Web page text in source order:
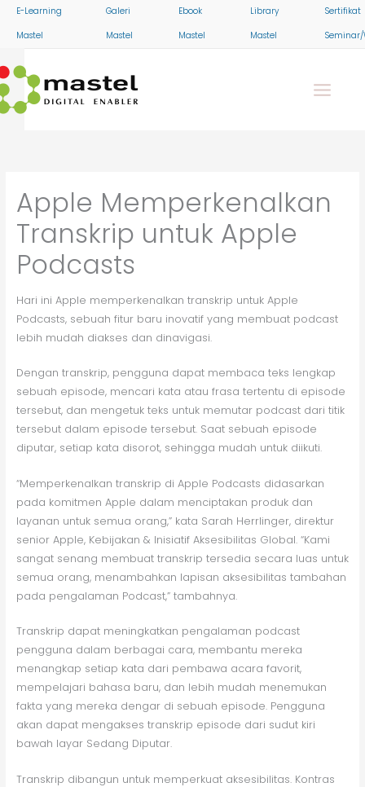
SkipE-Learning
Mastel
Galeri
Mastel
Ebook
Mastel
Library
Mastel
Sertifikat
Apple Memperkenalkan
Transkrip untuk Apple
Podcasts
Hari ini Apple memperkenalkan transkrip untuk Apple
Podcasts, sebuah fitur baru inovatif yang membuat podcast
lebih mudah diakses dan dinavigasi.
Dengan transkrip, pengguna dapat membaca teks lengkap
sebuah episode, mencari kata atau frasa tertentu di episode
tersebut, dan mengetuk teks untuk memutar podcast dari titik
tersebut dalam episode tersebut. Saat sebuah episode
diputar, setiap kata disorot, sehingga mudah untuk diikuti.
“Memperkenalkan transkrip di Apple Podcasts didasarkan
pada komitmen Apple dalam menciptakan produk dan
layanan untuk semua orang,” kata Sarah Herrlinger, direktur
senior Apple, Kebijakan & Inisiatif Aksesibilitas Global. “Kami
sangat senang membuat transkrip tersedia secara luas untuk
semua orang, menambahkan lapisan aksesibilitas tambahan
pada pengalaman Podcast,” tambahnya.
Transkrip dapat meningkatkan pengalaman podcast
pengguna dalam berbagai cara, membantu mereka
menangkap setiap kata dari pembawa acara favorit,
mempelajari bahasa baru, dan lebih mudah menemukan
fakta yang mereka dengar di sebuah episode. Pengguna
akan dapat mengakses transkrip episode dari sudut kiri
bawah layar Sedang Diputar.
Transkrip dibangun untuk memperkuat aksesibilitas. Kontras